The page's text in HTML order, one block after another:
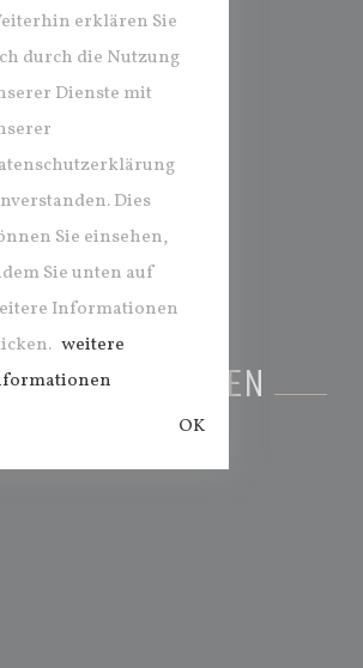
WIR IHNEN:
Therapie nach Dorn
erklären Sie
durch die Nutzung
Dienste mit
Dies
Sie einsehen,
Sie unten auf
Informationen
weitere
OK